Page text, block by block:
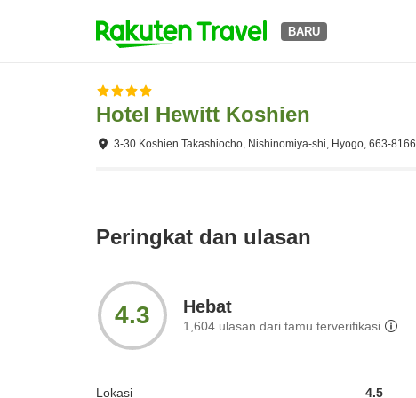
BARU
Hotel Hewitt Koshien
3-30 Koshien Takashiocho, Nishinomiya-shi, Hyogo, 663-8166
Peringkat dan ulasan
4.3 Hebat
1,604 ulasan dari tamu terverifikasi
Lokasi 4.5